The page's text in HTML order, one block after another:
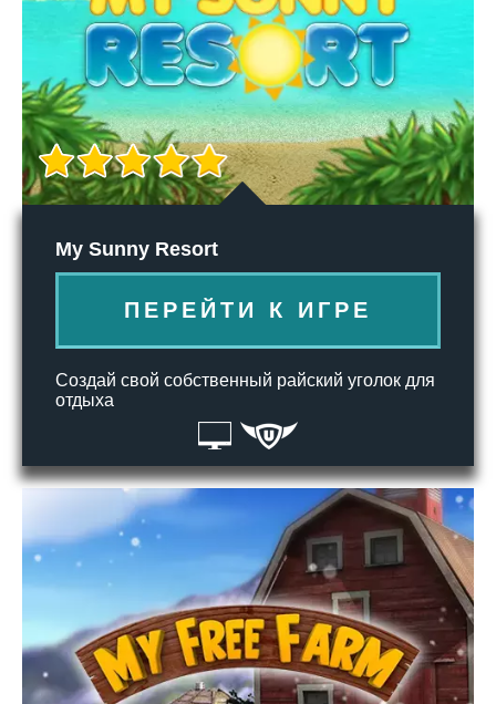
My Sunny Resort
ПЕРЕЙТИ К ИГРЕ
Создай свой собственный райский уголок для
отдыха